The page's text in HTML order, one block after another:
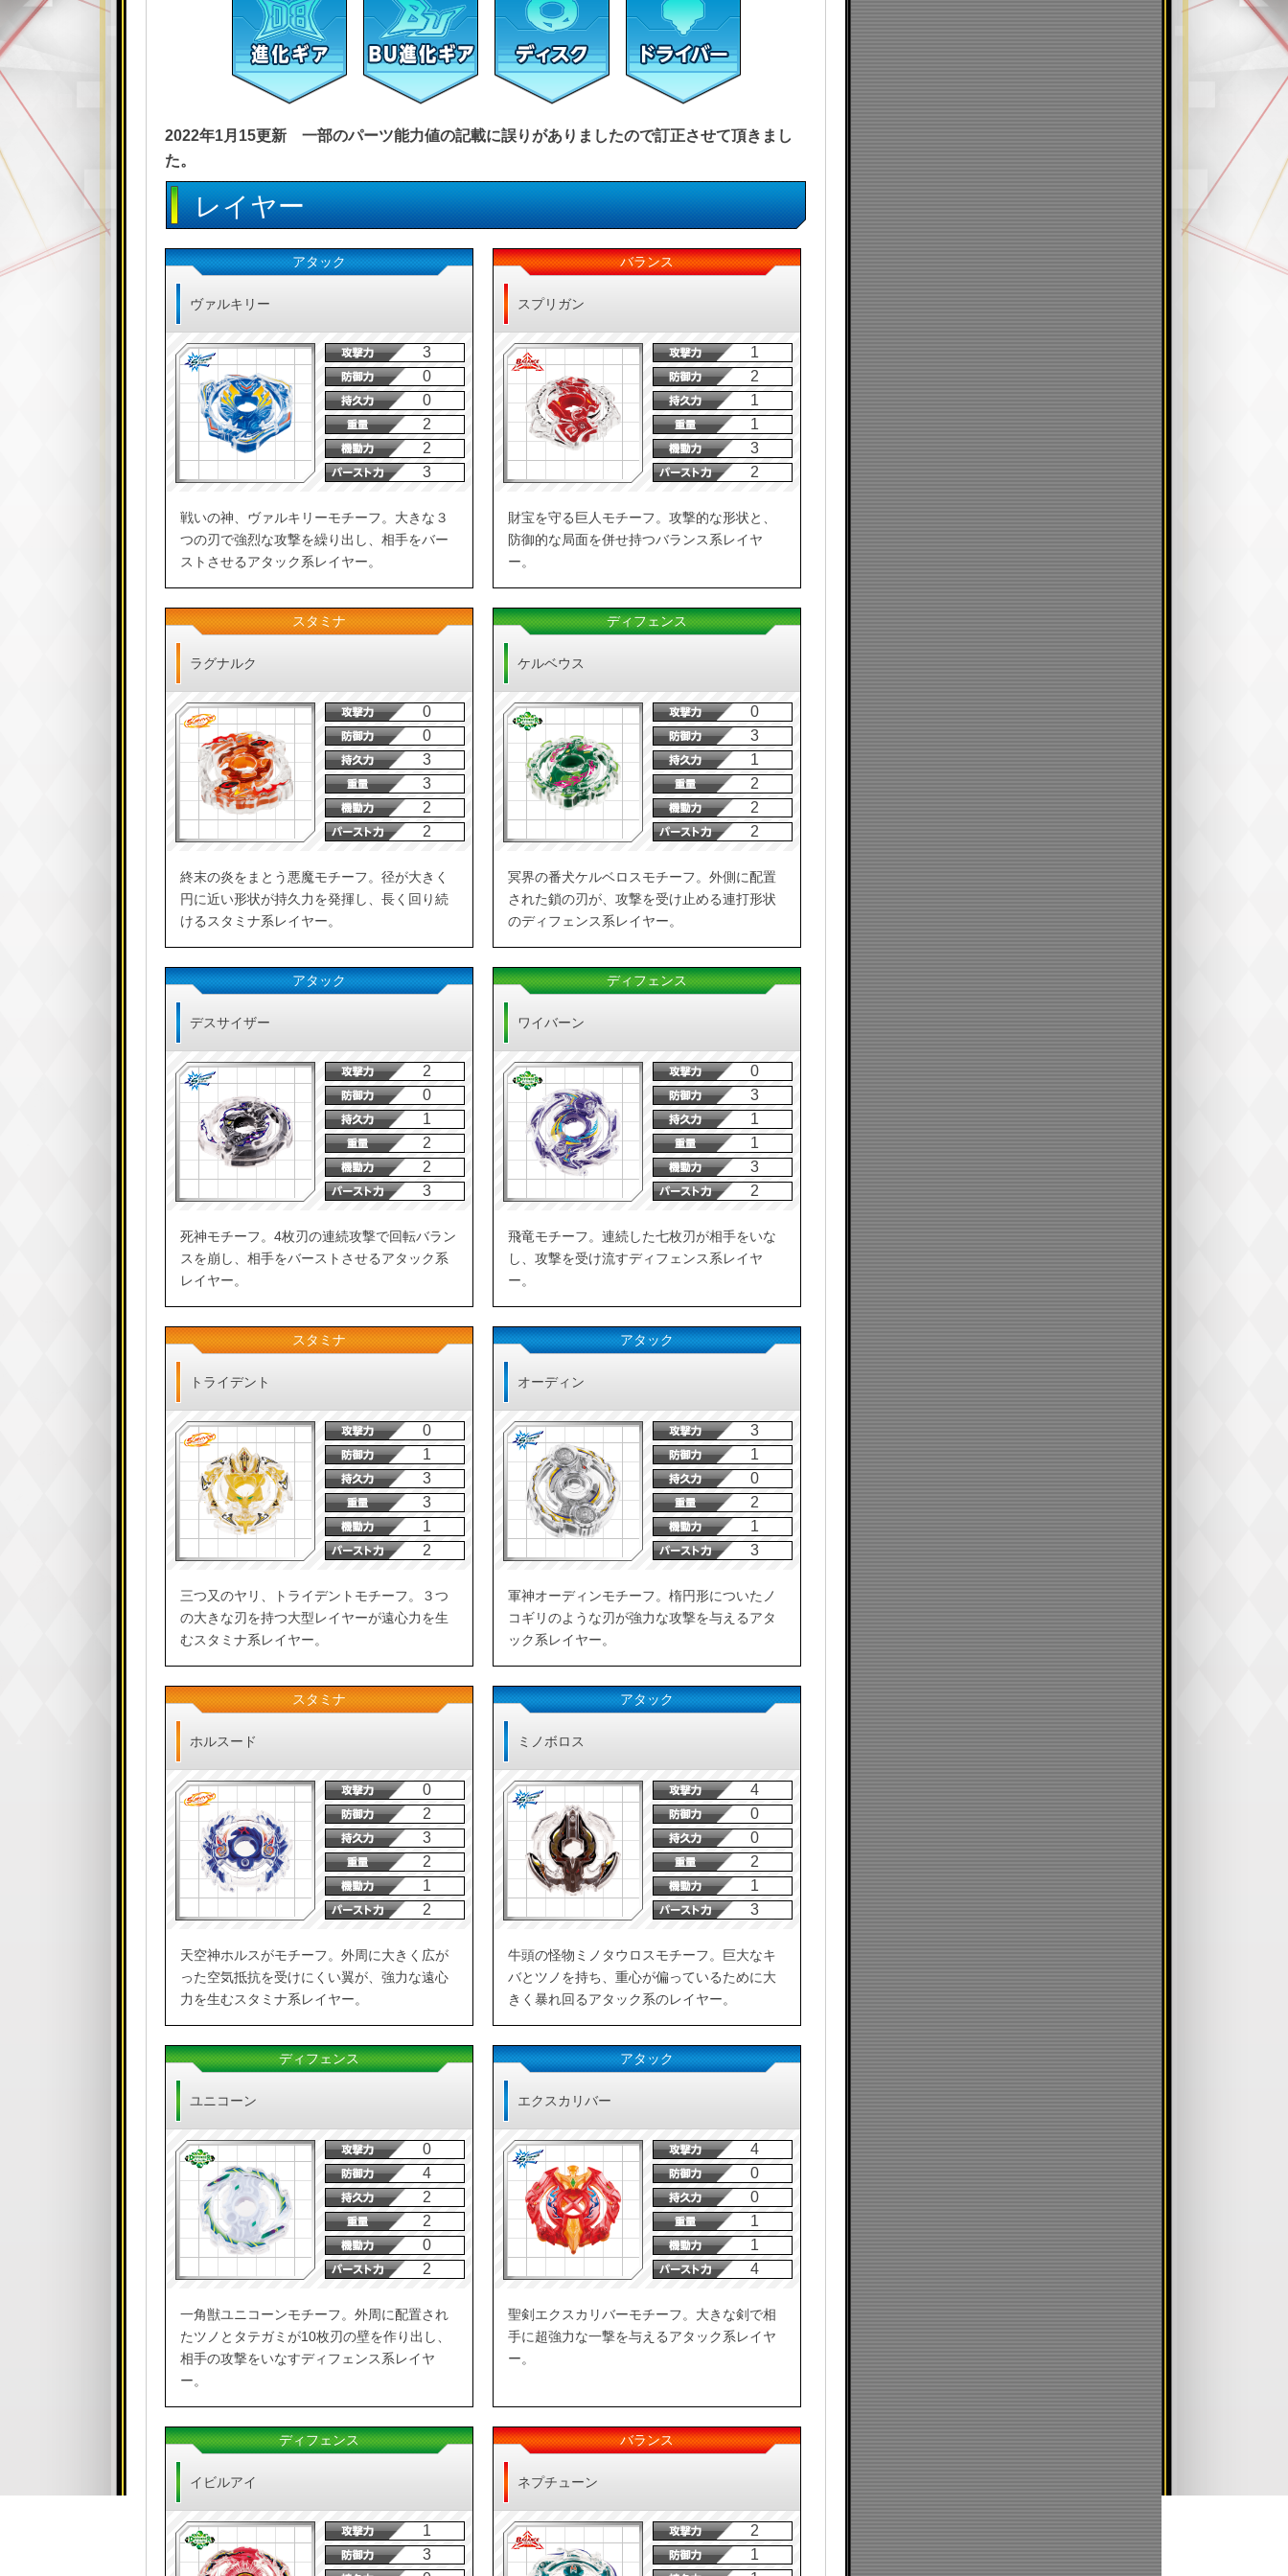
2022年1月15更新 一部のパーツ能力値の記載に誤りがありましたので訂正させて頂きまし
た。
レイヤー
アタック
ヴァルキリー
3
0
0
2
2
3
戦いの神、ヴァルキリーモチーフ。大きな３
つの刃で強烈な攻撃を繰り出し、相手をバー
ストさせるアタック系レイヤー。
バランス
スプリガン
1
2
1
1
3
2
財宝を守る巨人モチーフ。攻撃的な形状と、
防御的な局面を併せ持つバランス系レイヤ
ー。
スタミナ
ラグナルク
0
0
3
3
2
2
終末の炎をまとう悪魔モチーフ。径が大きく
円に近い形状が持久力を発揮し、長く回り続
けるスタミナ系レイヤー。
ディフェンス
ケルベウス
0
3
1
2
2
2
冥界の番犬ケルベロスモチーフ。外側に配置
された鎖の刃が、攻撃を受け止める連打形状
のディフェンス系レイヤー。
アタック
デスサイザー
2
0
1
2
2
3
死神モチーフ。4枚刃の連続攻撃で回転バラン
スを崩し、相手をバーストさせるアタック系
レイヤー。
ディフェンス
ワイバーン
0
3
1
1
3
2
飛竜モチーフ。連続した七枚刃が相手をいな
し、攻撃を受け流すディフェンス系レイヤ
ー。
スタミナ
トライデント
0
1
3
3
1
2
三つ又のヤリ、トライデントモチーフ。３つ
の大きな刃を持つ大型レイヤーが遠心力を生
むスタミナ系レイヤー。
アタック
オーディン
3
1
0
2
1
3
軍神オーディンモチーフ。楕円形についたノ
コギリのような刃が強力な攻撃を与えるアタ
ック系レイヤー。
スタミナ
ホルスード
0
2
3
2
1
2
天空神ホルスがモチーフ。外周に大きく広が
った空気抵抗を受けにくい翼が、強力な遠心
力を生むスタミナ系レイヤー。
アタック
ミノボロス
4
0
0
2
1
3
牛頭の怪物ミノタウロスモチーフ。巨大なキ
バとツノを持ち、重心が偏っているために大
きく暴れ回るアタック系のレイヤー。
ディフェンス
ユニコーン
0
4
2
2
0
2
一角獣ユニコーンモチーフ。外周に配置され
たツノとタテガミが10枚刃の壁を作り出し、
相手の攻撃をいなすディフェンス系レイヤ
ー。
アタック
エクスカリバー
4
0
0
1
1
4
聖剣エクスカリバーモチーフ。大きな剣で相
手に超強力な一撃を与えるアタック系レイヤ
ー。
ディフェンス
イビルアイ
1
3
バランス
ネプチューン
2
1